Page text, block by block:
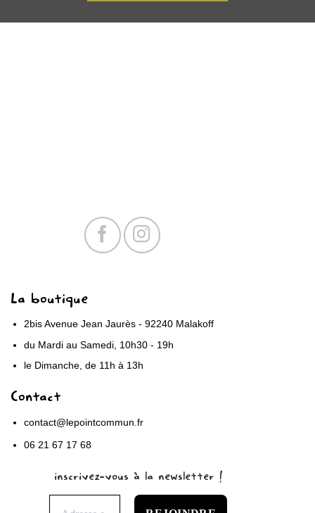
La boutique
2bis Avenue Jean Jaurès - 92240 Malakoff
du Mardi au Samedi, 10h30 - 19h
le Dimanche, de 11h à 13h
Contact
contact@lepointcommun.fr
06 21 67 17 68
inscrivez-vous à la newsletter !